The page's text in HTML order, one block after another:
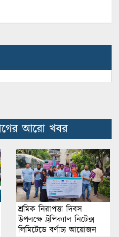
আরো খবর
শ্রমিক নিরাপত্তা দিবস
উপলক্ষে ট্রপিক্যাল নিটেক্স
লিমিটেডে বর্ণাঢ্য আয়োজন